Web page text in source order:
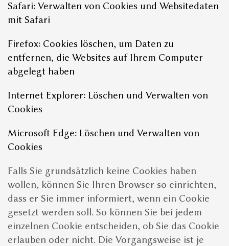
Safari: Verwalten von Cookies und Websitedaten
mit Safari
Firefox: Cookies löschen, um Daten zu
entfernen, die Websites auf Ihrem Computer
abgelegt haben
Internet Explorer: Löschen und Verwalten von
Cookies
Microsoft Edge: Löschen und Verwalten von
Cookies
Falls Sie grundsätzlich keine Cookies haben
wollen, können Sie Ihren Browser so einrichten,
dass er Sie immer informiert, wenn ein Cookie
gesetzt werden soll. So können Sie bei jedem
einzelnen Cookie entscheiden, ob Sie das Cookie
erlauben oder nicht. Die Vorgangsweise ist je